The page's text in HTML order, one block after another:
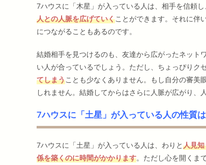
7ハウスに「木星」が入っている人は、相手を信頼し
人との人脈を広げていくことができます。それに伴
につながることもあるのです。
結婚相手を見つけるのも、友達から広がったネット
い人が合っているでしょう。ただし、ちょっぴりク
てしまうことも少なくありません。もし自分の審美
しれません。結婚してからはさらに人脈が広がり、
7ハウスに「土星」が入っている人の性質
7ハウスに「土星」が入っている人は、わりと人見
係を築くのに時間がかかります。ただし心を開くま